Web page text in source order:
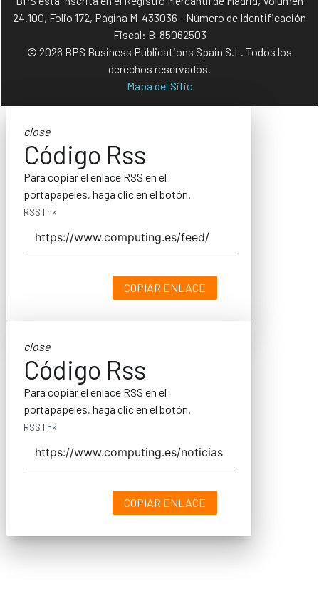
24.100, Folio 172, Página M-433036 - Número de Identificación
Fiscal: B-85062503
© 2026 BPS Business Publications Spain S.L. Todos los
derechos reservados.
Mapa del Sitio
close
Código Rss
Para copiar el enlace RSS en el
portapapeles, haga clic en el botón.
RSS link
COPIAR ENLACE
close
Código Rss
Para copiar el enlace RSS en el
portapapeles, haga clic en el botón.
RSS link
COPIAR ENLACE